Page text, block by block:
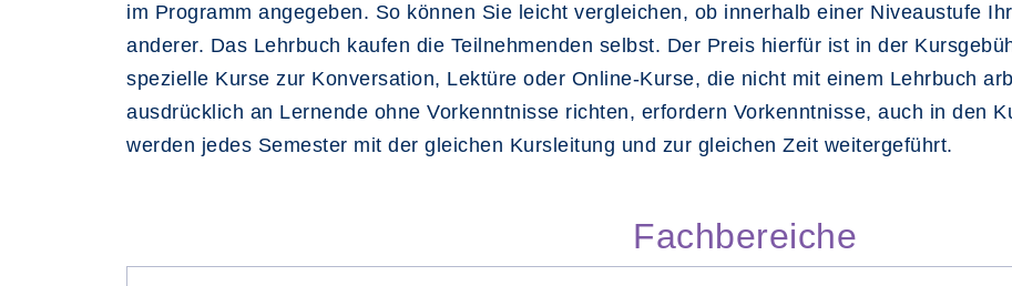
im Programm angegeben. So können Sie leicht vergleichen, ob innerhalb einer Niveaustufe
anderer. Das Lehrbuch kaufen die Teilnehmenden selbst. Der Preis hierfür ist in der
spezielle Kurse zur Konversation, Lektüre oder Online-Kurse, die nicht mit einem Lehrbuch
ausdrücklich an Lernende ohne Vorkenntnisse richten, erfordern Vorkenntnisse, auch in den
werden jedes Semester mit der gleichen Kursleitung und zur gleichen Zeit weitergeführt.
Fachbereiche